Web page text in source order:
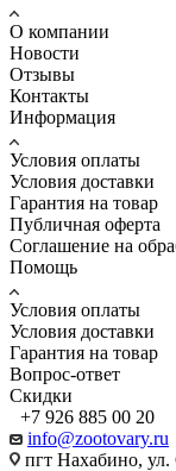
О компании
Новости
Отзывы
Контакты
Информация
Условия оплаты
Условия доставки
Гарантия на товар
Публичная оферта
Соглашение на
Помощь
Условия оплаты
Условия доставки
Гарантия на товар
Вопрос-ответ
Скидки
+7 926 885 00 20
info@zootovary.ru
пгт Нахабино, ул.